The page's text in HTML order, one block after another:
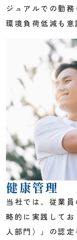
ジュアルでの勤
環境負荷低減も意
健康管理
当社では、従業
略的に実践して
人部門）」の認定